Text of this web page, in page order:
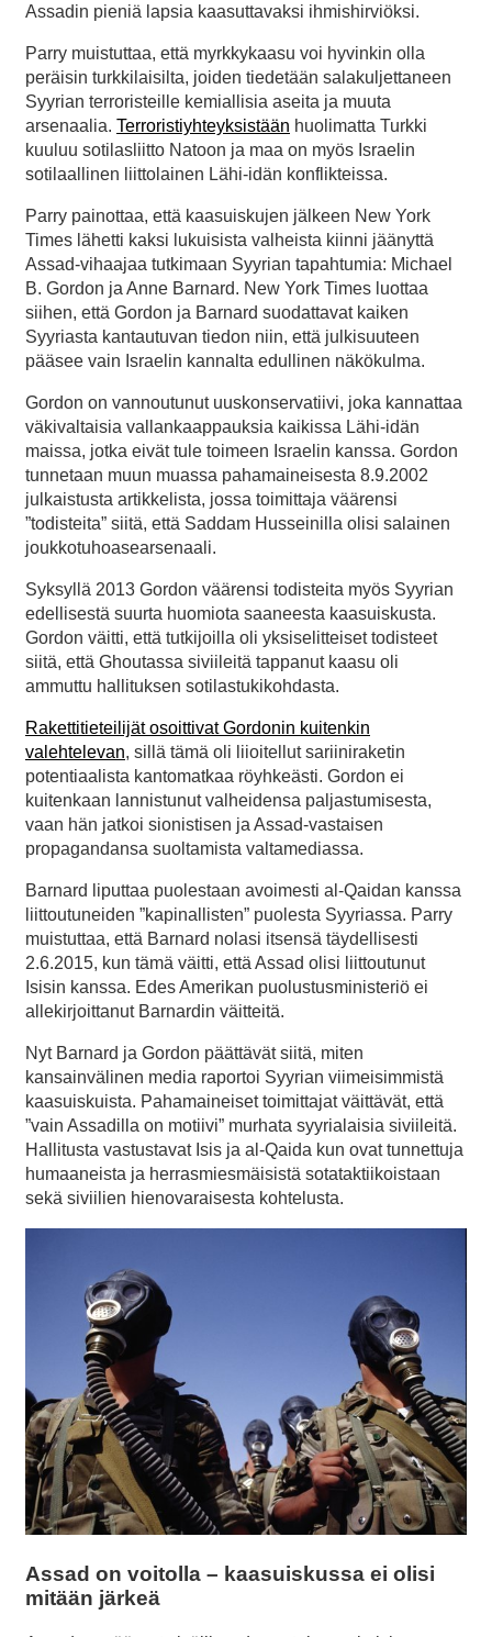
Assadin pieniä lapsia kaasuttavaksi ihmishirviöksi.
Parry muistuttaa, että myrkkykaasu voi hyvinkin olla
peräisin turkkilaisilta, joiden tiedetään salakuljettaneen
Syyrian terroristeille kemiallisia aseita ja muuta
arsenaalia. Terroristiyhteyksistään huolimatta Turkki
kuuluu sotilasliitto Natoon ja maa on myös Israelin
sotilaallinen liittolainen Lähi-idän konflikteissa.
Parry painottaa, että kaasuiskujen jälkeen New York
Times lähetti kaksi lukuisista valheista kiinni jäänyttä
Assad-vihaajaa tutkimaan Syyrian tapahtumia: Michael
B. Gordon ja Anne Barnard. New York Times luottaa
siihen, että Gordon ja Barnard suodattavat kaiken
Syyriasta kantautuvan tiedon niin, että julkisuuteen
pääsee vain Israelin kannalta edullinen näkökulma.
Gordon on vannoutunut uuskonservatiivi, joka kannattaa
väkivaltaisia vallankaappauksia kaikissa Lähi-idän
maissa, jotka eivät tule toimeen Israelin kanssa. Gordon
tunnetaan muun muassa pahamaineisesta 8.9.2002
julkaistusta artikkelista, jossa toimittaja väärensi
”todisteita” siitä, että Saddam Husseinilla olisi salainen
joukkotuhoasearsenaali.
Syksyllä 2013 Gordon väärensi todisteita myös Syyrian
edellisestä suurta huomiota saaneesta kaasuiskusta.
Gordon väitti, että tutkijoilla oli yksiselitteiset todisteet
siitä, että Ghoutassa siviileitä tappanut kaasu oli
ammuttu hallituksen sotilastukikohdasta.
Rakettitieteilijät osoittivat Gordonin kuitenkin
valehtelevan, sillä tämä oli liioitellut sariiniraketin
potentiaalista kantomatkaa röyhkeästi. Gordon ei
kuitenkaan lannistunut valheidensa paljastumisesta,
vaan hän jatkoi sionistisen ja Assad-vastaisen
propagandansa suoltamista valtamediassa.
Barnard liputtaa puolestaan avoimesti al-Qaidan kanssa
liittoutuneiden ”kapinallisten” puolesta Syyriassa. Parry
muistuttaa, että Barnard nolasi itsensä täydellisesti
2.6.2015, kun tämä väitti, että Assad olisi liittoutunut
Isisin kanssa. Edes Amerikan puolustusministeriö ei
allekirjoittanut Barnardin väitteitä.
Nyt Barnard ja Gordon päättävät siitä, miten
kansainvälinen media raportoi Syyrian viimeisimmistä
kaasuiskuista. Pahamaineiset toimittajat väittävät, että
”vain Assadilla on motiivi” murhata syyrialaisia siviileitä.
Hallitusta vastustavat Isis ja al-Qaida kun ovat tunnettuja
humaaneista ja herrasmiesmäisistä sotataktiikoistaan
sekä siviilien hienovaraisesta kohtelusta.
Assad on voitolla – kaasuiskussa ei olisi
mitään järkeä